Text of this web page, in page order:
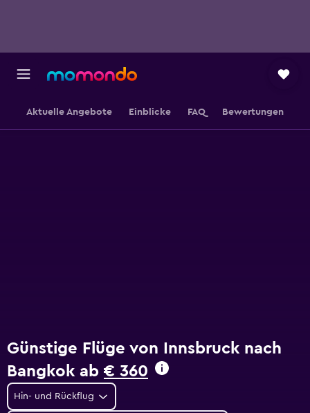
Aktuelle Angebote Einblicke FAQ Bewertungen
Günstige Flüge von Innsbruck nach
Bangkok ab € 360
Hin- und Rückflug